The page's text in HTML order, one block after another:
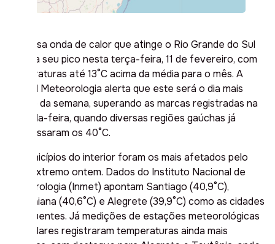
A intensa onda de calor que atinge o Rio Grande do Sul
alcança seu pico nesta terça-feira, 11 de fevereiro, com
temperaturas até 13°C acima da média para o mês. A
MetSul Meteorologia alerta que este será o dia mais
quente da semana, superando as marcas registradas na
segunda-feira, quando diversas regiões gaúchas já
ultrapassaram os 40°C.
Os municípios do interior foram os mais afetados pelo
calor extremo ontem. Dados do Instituto Nacional de
Meteorologia (Inmet) apontam Santiago (40,9°C),
Uruguaiana (40,6°C) e Alegrete (39,9°C) como as cidades
mais quentes. Já medições de estações meteorológicas
particulares registraram temperaturas ainda mais